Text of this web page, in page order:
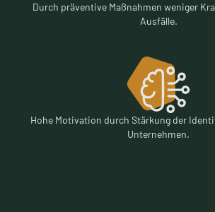
Durch präventive Maßnahmen weniger
Ausfälle.
Hohe Motivation durch Stärkung der
Unternehmen.